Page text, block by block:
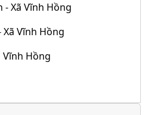
- Xã Vĩnh Hồng
Vĩnh Hồng
Vĩnh Hồng